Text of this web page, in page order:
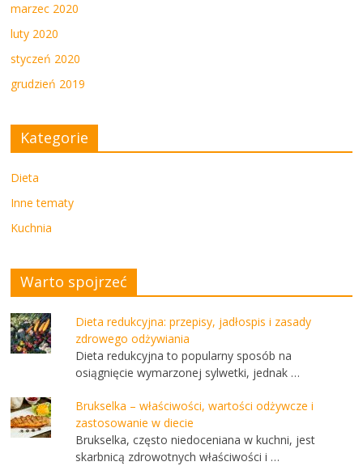
marzec 2020
luty 2020
styczeń 2020
grudzień 2019
Kategorie
Dieta
Inne tematy
Kuchnia
Warto spojrzeć
Dieta redukcyjna: przepisy, jadłospis i zasady
zdrowego odżywiania
Dieta redukcyjna to popularny sposób na
osiągnięcie wymarzonej sylwetki, jednak …
Brukselka – właściwości, wartości odżywcze i
zastosowanie w diecie
Brukselka, często niedoceniana w kuchni, jest
skarbnicą zdrowotnych właściwości i …